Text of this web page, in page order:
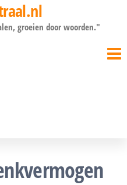
groeien door woorden."